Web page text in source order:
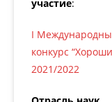
участие:
I
конкурс
2021/2022